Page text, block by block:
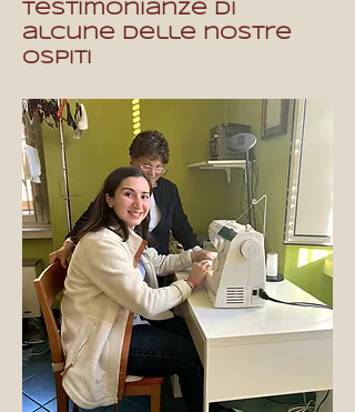
testimonianze di
alcune delle nostre
ospiti